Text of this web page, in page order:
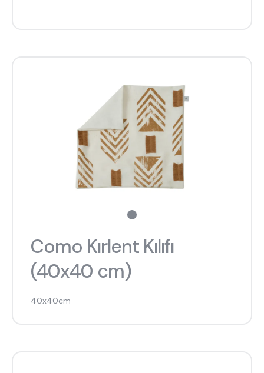
Como Kırlent Kılıfı
(40x40 cm)
40x40cm